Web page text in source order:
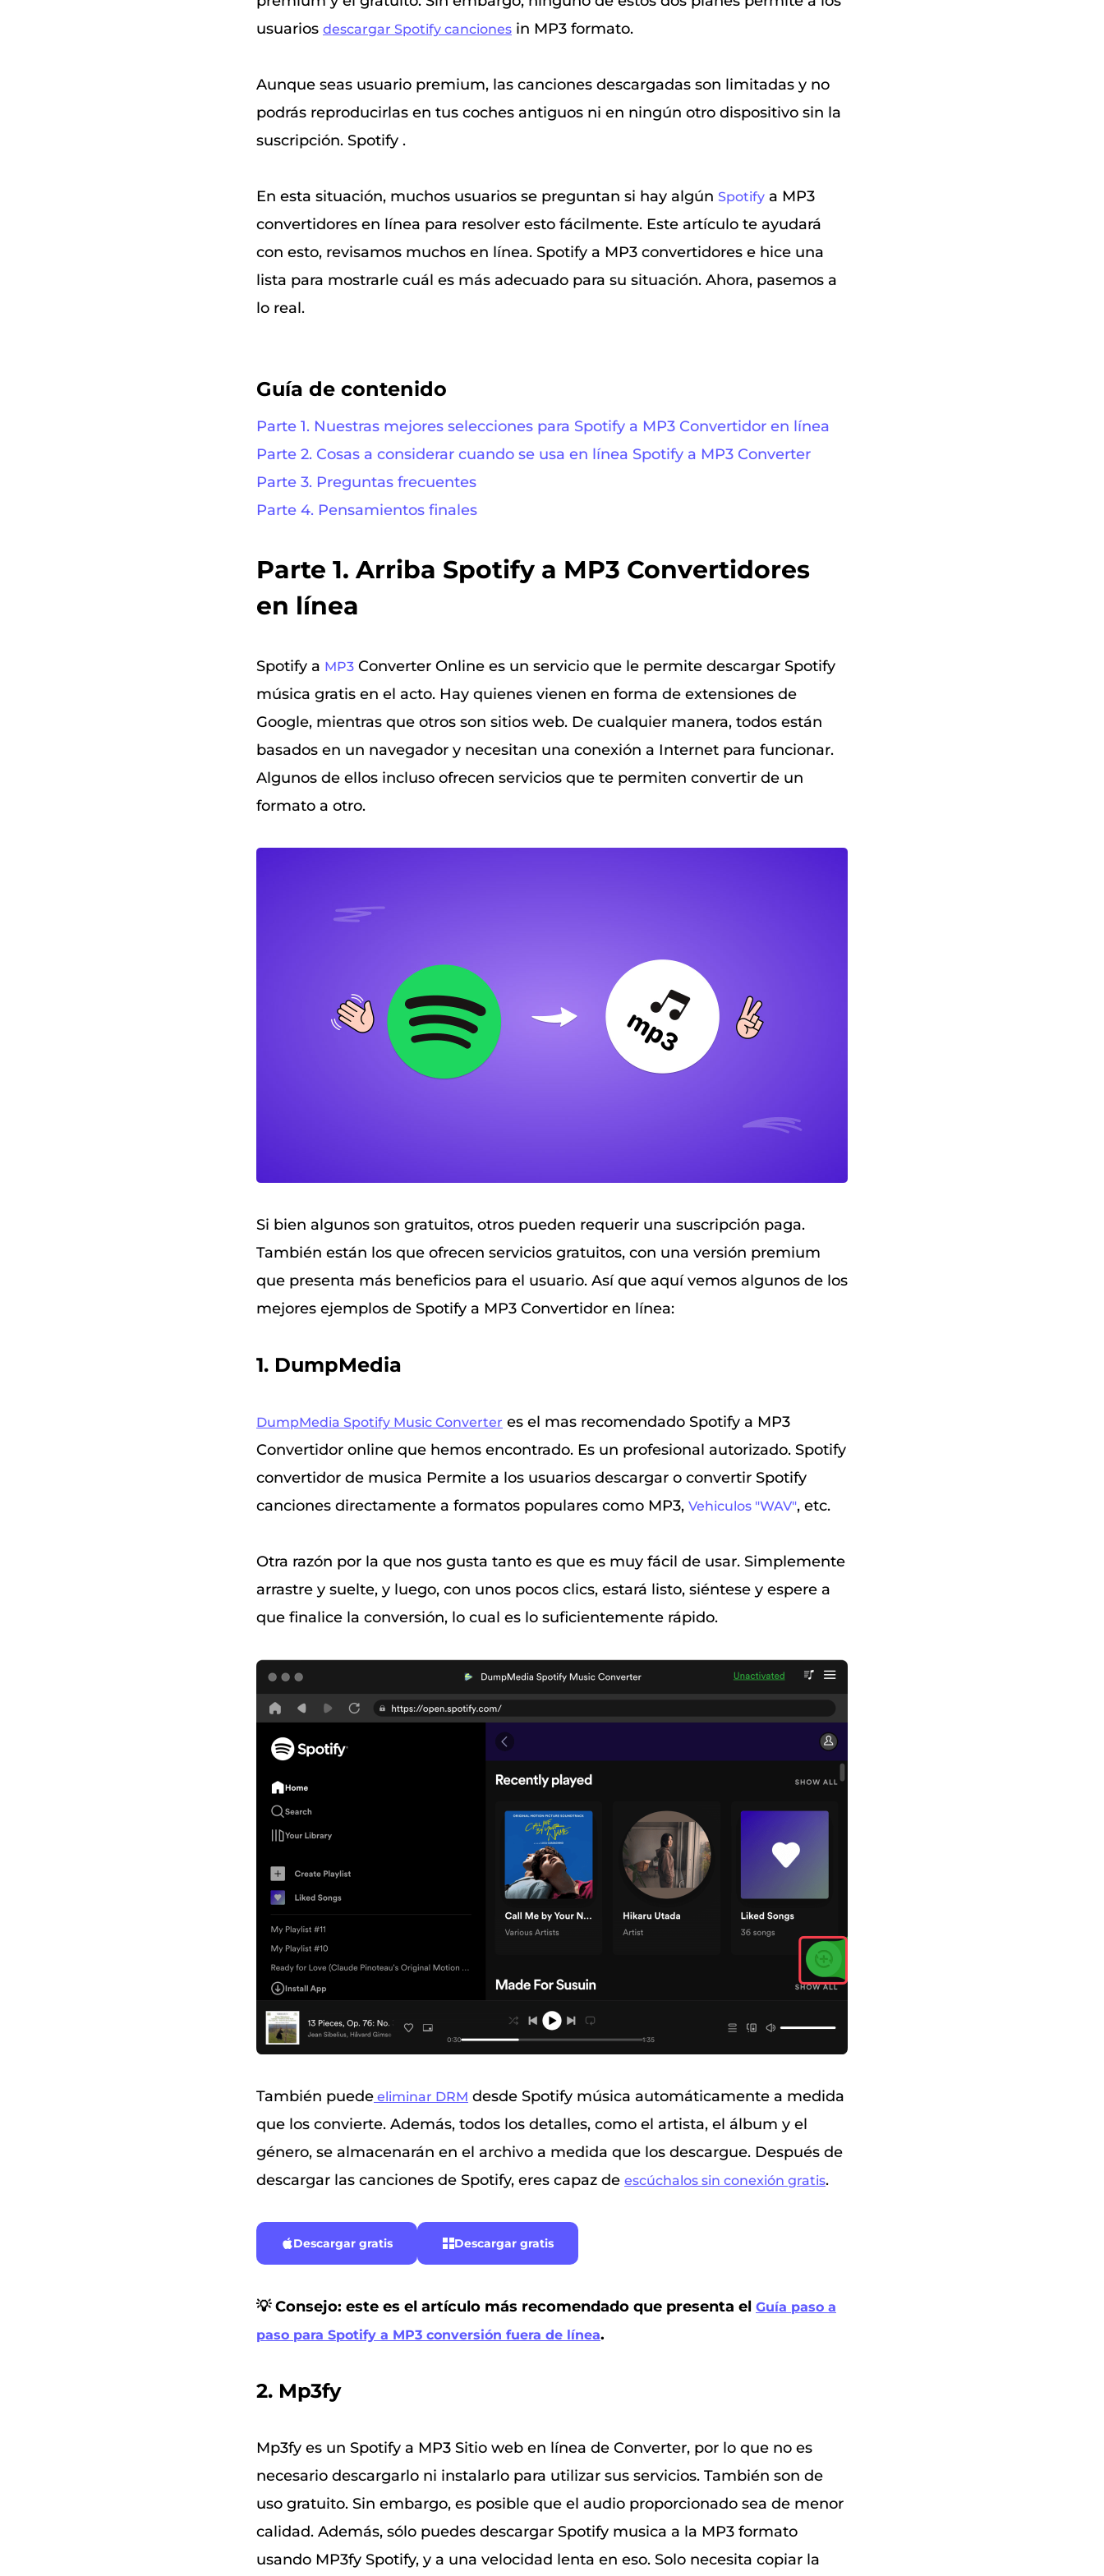
usuarios descargar Spotify canciones in MP3 formato.
Aunque seas usuario premium, las canciones descargadas son limitadas y no
podrás reproducirlas en tus coches antiguos ni en ningún otro dispositivo sin la
suscripción. Spotify .
En esta situación, muchos usuarios se preguntan si hay algún Spotify a MP3
convertidores en línea para resolver esto fácilmente. Este artículo te ayudará
con esto, revisamos muchos en línea. Spotify a MP3 convertidores e hice una
lista para mostrarle cuál es más adecuado para su situación. Ahora, pasemos a
lo real.
Guía de contenido
Parte 1. Nuestras mejores selecciones para Spotify a MP3 Convertidor en línea
Parte 2. Cosas a considerar cuando se usa en línea Spotify a MP3 Converter
Parte 3. Preguntas frecuentes
Parte 4. Pensamientos finales
Parte 1. Arriba Spotify a MP3 Convertidores
en línea
Spotify a MP3 Converter Online es un servicio que le permite descargar Spotify
música gratis en el acto. Hay quienes vienen en forma de extensiones de
Google, mientras que otros son sitios web. De cualquier manera, todos están
basados ​​en un navegador y necesitan una conexión a Internet para funcionar.
Algunos de ellos incluso ofrecen servicios que te permiten convertir de un
formato a otro.
Si bien algunos son gratuitos, otros pueden requerir una suscripción paga.
También están los que ofrecen servicios gratuitos, con una versión premium
que presenta más beneficios para el usuario. Así que aquí vemos algunos de los
mejores ejemplos de Spotify a MP3 Convertidor en línea:
1. DumpMedia
DumpMedia Spotify Music Converter es el mas recomendado Spotify a MP3
Convertidor online que hemos encontrado. Es un profesional autorizado. Spotify
convertidor de musica Permite a los usuarios descargar o convertir Spotify
canciones directamente a formatos populares como MP3, Vehiculos "WAV", etc.
Otra razón por la que nos gusta tanto es que es muy fácil de usar. Simplemente
arrastre y suelte, y luego, con unos pocos clics, estará listo, siéntese y espere a
que finalice la conversión, lo cual es lo suficientemente rápido.
También puede eliminar DRM desde Spotify música automáticamente a medida
que los convierte. Además, todos los detalles, como el artista, el álbum y el
género, se almacenarán en el archivo a medida que los descargue. Después de
descargar las canciones de Spotify, eres capaz de escúchalos sin conexión gratis.
Descargar gratis Descargar gratis
💡 Consejo: este es el artículo más recomendado que presenta el Guía paso a
paso para Spotify a MP3 conversión fuera de línea.
2. Mp3fy
Mp3fy es un Spotify a MP3 Sitio web en línea de Converter, por lo que no es
necesario descargarlo ni instalarlo para utilizar sus servicios. También son de
uso gratuito. Sin embargo, es posible que el audio proporcionado sea de menor
calidad. Además, sólo puedes descargar Spotify musica a la MP3 formato
usando MP3fy Spotify, y a una velocidad lenta en eso. Solo necesita copiar la